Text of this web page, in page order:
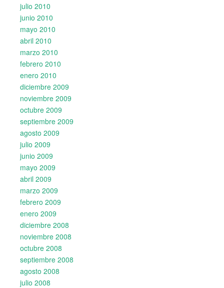
julio 2010
junio 2010
mayo 2010
abril 2010
marzo 2010
febrero 2010
enero 2010
diciembre 2009
noviembre 2009
octubre 2009
septiembre 2009
agosto 2009
julio 2009
junio 2009
mayo 2009
abril 2009
marzo 2009
febrero 2009
enero 2009
diciembre 2008
noviembre 2008
octubre 2008
septiembre 2008
agosto 2008
julio 2008